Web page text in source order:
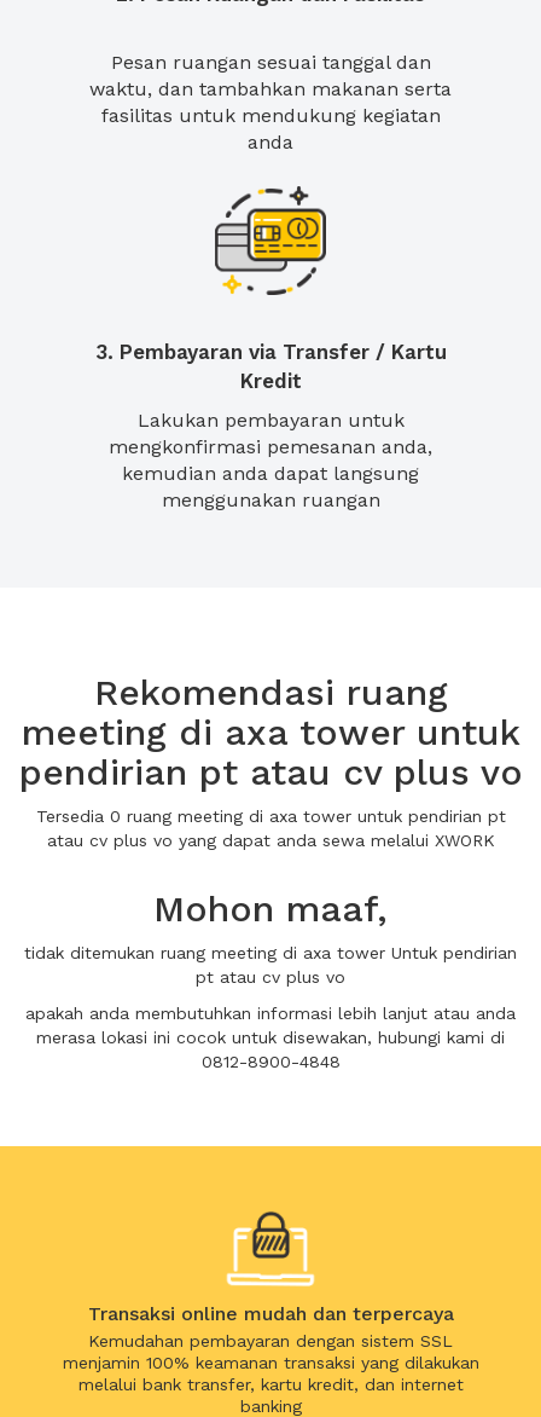
Pesan ruangan sesuai tanggal dan
waktu, dan tambahkan makanan serta
fasilitas untuk mendukung kegiatan
anda
3. Pembayaran via Transfer / Kartu
Kredit
Lakukan pembayaran untuk
mengkonfirmasi pemesanan anda,
kemudian anda dapat langsung
menggunakan ruangan
Rekomendasi ruang
meeting di axa tower untuk
pendirian pt atau cv plus vo
Tersedia 0 ruang meeting di axa tower untuk pendirian pt
atau cv plus vo yang dapat anda sewa melalui XWORK
Mohon maaf,
tidak ditemukan ruang meeting di axa tower Untuk pendirian
pt atau cv plus vo
apakah anda membutuhkan informasi lebih lanjut atau anda
merasa lokasi ini cocok untuk disewakan, hubungi kami di
0812-8900-4848
Transaksi online mudah dan terpercaya
Kemudahan pembayaran dengan sistem SSL
menjamin 100% keamanan transaksi yang dilakukan
melalui bank transfer, kartu kredit, dan internet
banking